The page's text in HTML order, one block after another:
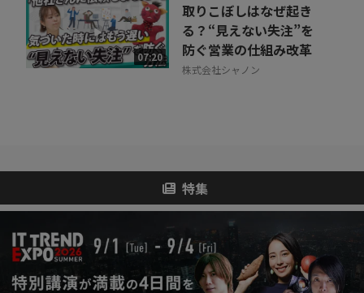
07:20
取りこぼしはなぜ起き
る？“見えない失注”を
防ぐ営業の仕組み改革
株式会社シャノン
特集